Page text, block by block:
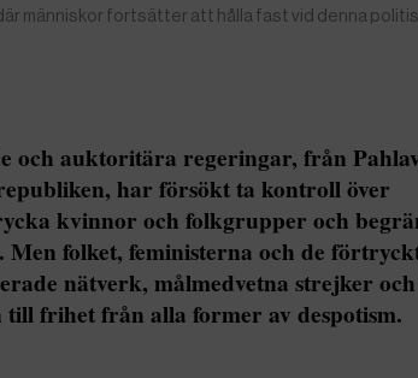
människor fortsätter att hålla fast vid denna
och auktoritära regeringar, från
har försökt ta kontroll över
kvinnor och folkgrupper och
folket, feministerna och de
nätverk, målmedvetna strejker
till frihet från alla former av despotism.